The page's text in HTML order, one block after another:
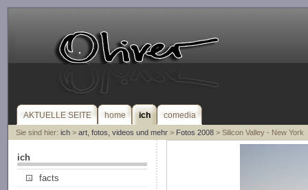
AKTUELLE SEITE home ich comedia
Sie sind hier: ich> art, fotos, videos und mehr> Fotos 2008> Silicon Valley - New York
ich
facts